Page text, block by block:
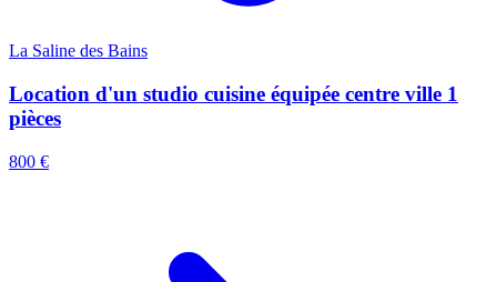
La Saline des Bains
Location d'un studio cuisine équipée centre ville 1
pièces
800 €